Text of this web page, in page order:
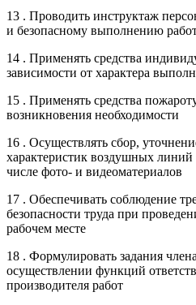
13 . Проводить инструктаж
и безопасному выполнению
14 . Применять средства
зависимости от характера
15 . Применять средства
возникновения необходимости
16 . Осуществлять сбор,
характеристик воздушных линий
числе фото- и видеоматериалов
17 . Обеспечивать соблюдение
безопасности труда при
рабочем месте
18 . Формулировать задания
осуществлении функций
производителя работ